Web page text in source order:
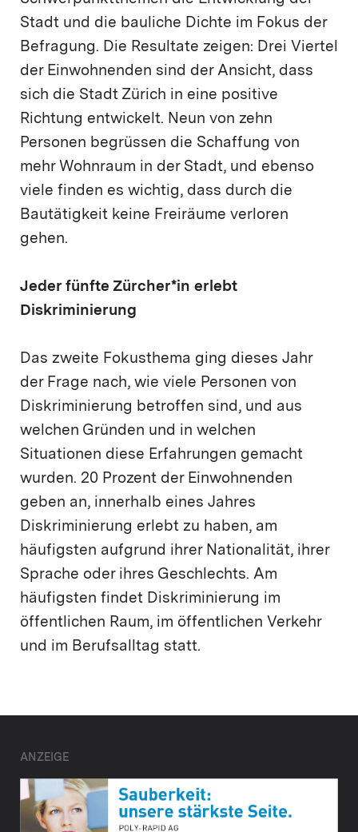
Stadt und die bauliche Dichte im Fokus der
Befragung. Die Resultate zeigen: Drei Viertel
der Einwohnenden sind der Ansicht, dass
sich die Stadt Zürich in eine positive
Richtung entwickelt. Neun von zehn
Personen begrüssen die Schaffung von
mehr Wohnraum in der Stadt, und ebenso
viele finden es wichtig, dass durch die
Bautätigkeit keine Freiräume verloren
gehen.
Jeder fünfte Zürcher*in erlebt
Diskriminierung
Das zweite Fokusthema ging dieses Jahr
der Frage nach, wie viele Personen von
Diskriminierung betroffen sind, und aus
welchen Gründen und in welchen
Situationen diese Erfahrungen gemacht
wurden. 20 Prozent der Einwohnenden
geben an, innerhalb eines Jahres
Diskriminierung erlebt zu haben, am
häufigsten aufgrund ihrer Nationalität, ihrer
Sprache oder ihres Geschlechts. Am
häufigsten findet Diskriminierung im
öffentlichen Raum, im öffentlichen Verkehr
und im Berufsalltag statt.
ANZEIGE